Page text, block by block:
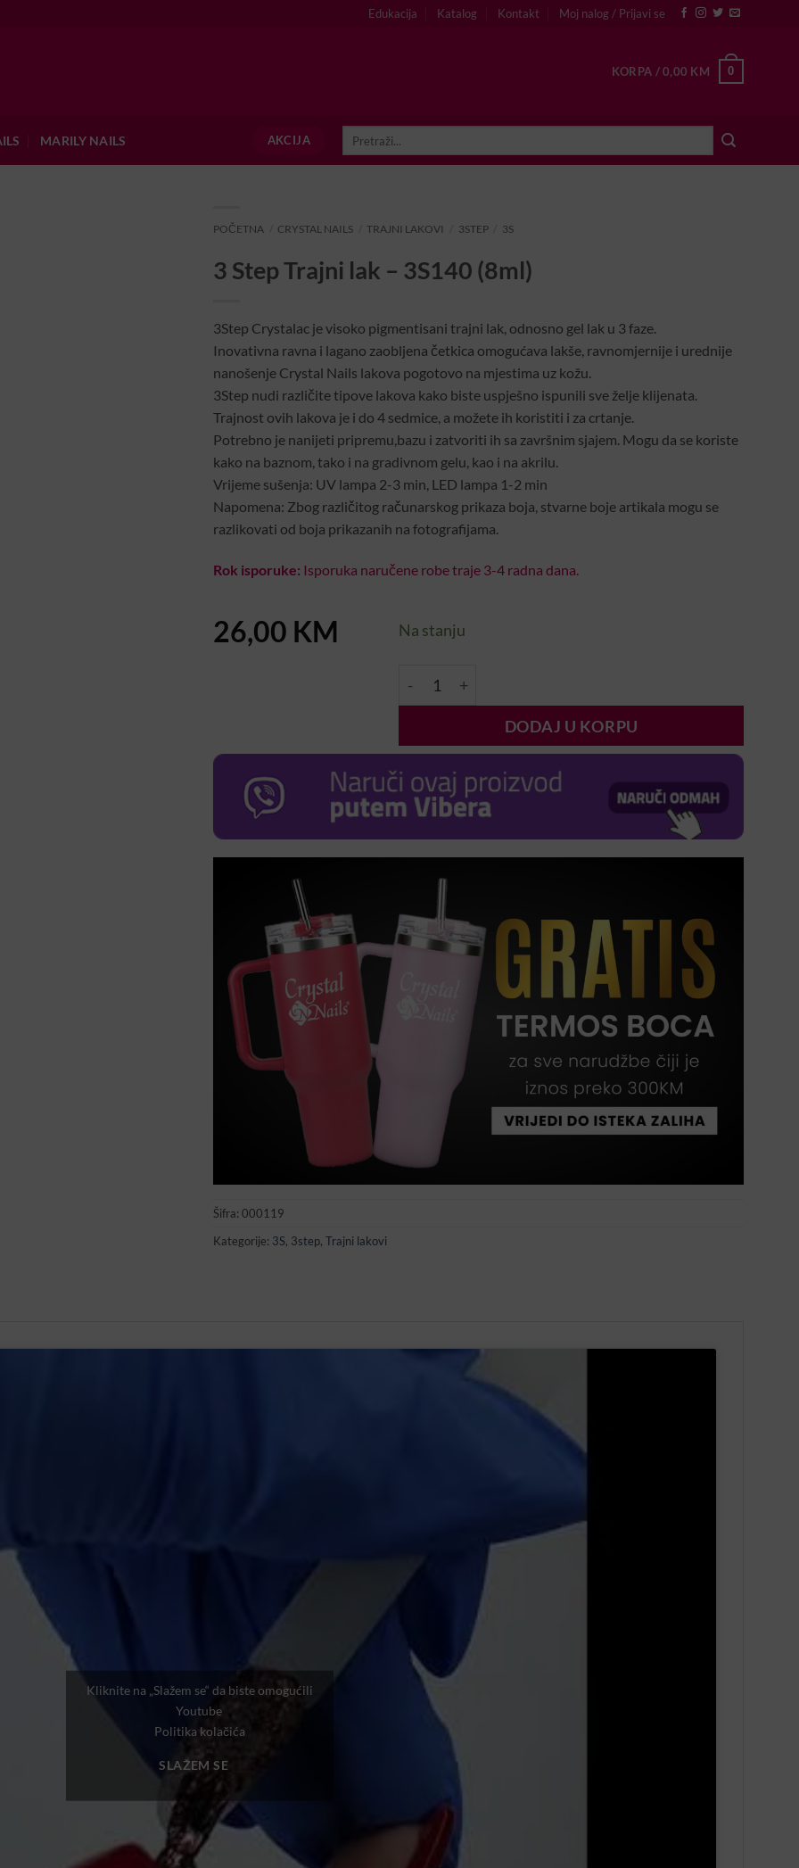
Edukacija Katalog Kontakt Moj nalog / Prijavi se
KORPA /0,00 KM 0
MARILY NAILS AKCIJA
POČETNA CRYSTAL NAILS TRAJNI LAKOVI 3STEP 3S
3 Step Trajni lak – 3S140 (8ml)
3Step Crystalac je visoko pigmentisani trajni lak, odnosno gel lak u 3 faze.
Inovativna ravna i lagano zaobljena četkica omogućava lakše, ravnomjernije i urednije
nanošenje Crystal Nails lakova pogotovo na mjestima uz kožu.
3Step nudi različite tipove lakova kako biste uspješno ispunili sve želje klijenata.
Trajnost ovih lakova je i do 4 sedmice, a možete ih koristiti i za crtanje.
Potrebno je nanijeti pripremu,bazu i zatvoriti ih sa završnim sjajem. Mogu da se koriste
kako na baznom, tako i na gradivnom gelu, kao i na akrilu.
Vrijeme sušenja: UV lampa 2-3 min, LED lampa 1-2 min
Napomena: Zbog različitog računarskog prikaza boja, stvarne boje artikala mogu se
razlikovati od boja prikazanih na fotografijama.
Rok isporuke: Isporuka naručene robe traje 3-4 radna dana.
26,00 KM Na stanju
3 Step Trajni lak – 3S140 (8ml) količina
DODAJ U KORPU
Šifra: 000119
Kategorije: 3S, 3step, Trajni lakovi
Kliknite na „Slažem se“ da biste omogućili
Youtube
Politika kolačića
SLAŽEM SE